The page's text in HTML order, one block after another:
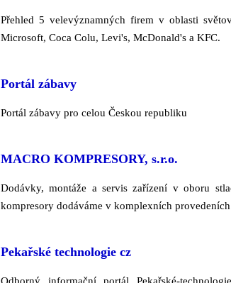
Přehled 5 velevýznamných firem v oblasti
Microsoft, Coca Colu, Levi's, McDonald's a KFC.
Portál zábavy
Portál zábavy pro celou Českou republiku
MACRO KOMPRESORY, s.r.o.
Dodávky, montáže a servis zařízení v oboru
kompresory dodáváme v komplexních
Pekařské technologie cz